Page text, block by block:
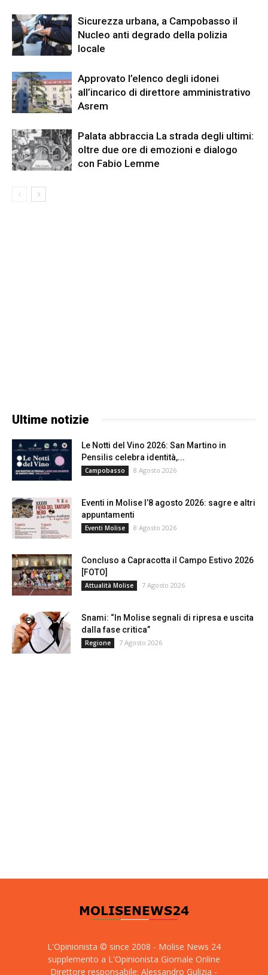
Sicurezza urbana, a Campobasso il
Nucleo anti degrado della polizia
locale
Approvato l’elenco degli idonei
all’incarico di direttore amministrativo
Asrem
Palata abbraccia La strada degli ultimi:
oltre due ore di emozioni e dialogo
con Fabio Lemme
Ultime notizie
Le Notti del Vino 2026: San Martino in
Pensilis celebra identità,...
Campobasso 8 Agosto 2026
Eventi in Molise l’8 agosto 2026: sagre e altri
appuntamenti
Eventi Molise 8 Agosto 2026
Concluso a Capracotta il Campo Estivo 2026
[FOTO]
Attualità Molise 7 Agosto 2026
Snami: “In Molise segnali di ripresa e uscita
dalla fase critica”
Regione 7 Agosto 2026
L'Opinionista © since 2008 - Molise News 24
supplemento a L'Opinionista Giornale Online
Direttore responsabile: Alessandro Gulizia -